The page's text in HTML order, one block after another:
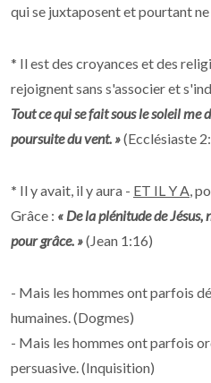
qui se juxtaposent et pourtant
* Il est des croyances et des
rejoignent sans s'associer et
Tout ce qui se fait sous le soleil me
poursuite du vent. »(Ecclésiaste
* Il y avait, il y aura - ET IL Y A,
Grâce : « De la plénitude de Jésus,
pour grâce. »(Jean 1:16)
- Mais les hommes ont parfois
humaines. (Dogmes)
- Mais les hommes ont parfois
persuasive. (Inquisition)